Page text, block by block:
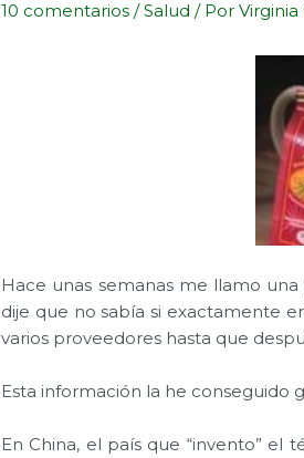
10 comentarios /Salud / Por
Hace unas semanas me llamo
dije que no sabía si exactamente
varios proveedores hasta que
Esta información la he conseguido
En China, el país que “invento” el